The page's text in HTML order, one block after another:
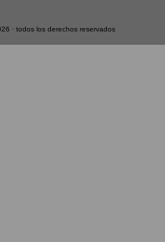
· todos los derechos reservados